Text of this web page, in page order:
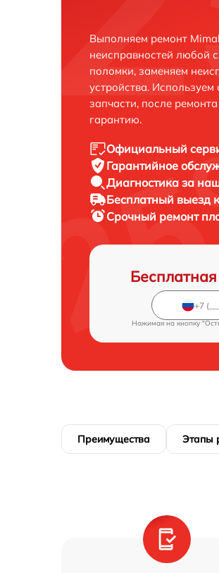
Выполняем ремонт
неисправностей любой
поломки, заменяем
устройства.
запчасти, после
гарантию.
Официальный
Гарантийное
Диагностика за
Бесплатный выезд
Срочный ремонт
Нажимая на кнопку
Преимущества Этапы